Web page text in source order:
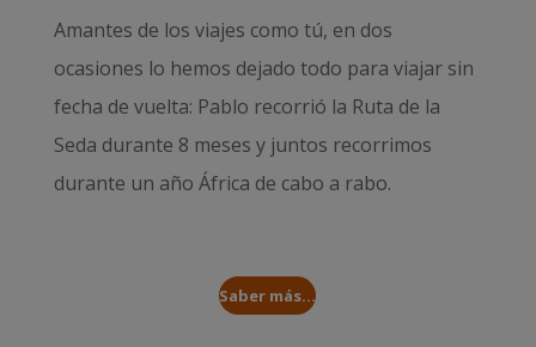
Amantes de los viajes como tú, en dos
ocasiones lo hemos dejado todo para viajar sin
fecha de vuelta: Pablo recorrió la Ruta de la
Seda durante 8 meses y juntos recorrimos
durante un año África de cabo a rabo.
Saber más...